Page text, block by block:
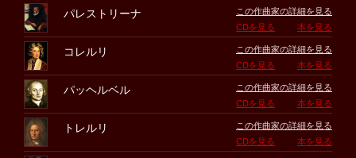
パレストリーナ
この作曲家の詳細を見る
CDを見る
本を見る
コレルリ
この作曲家の詳細を見る
CDを見る
本を見る
パッヘルベル
この作曲家の詳細を見る
CDを見る
本を見る
トレルリ
この作曲家の詳細を見る
CDを見る
本を見る